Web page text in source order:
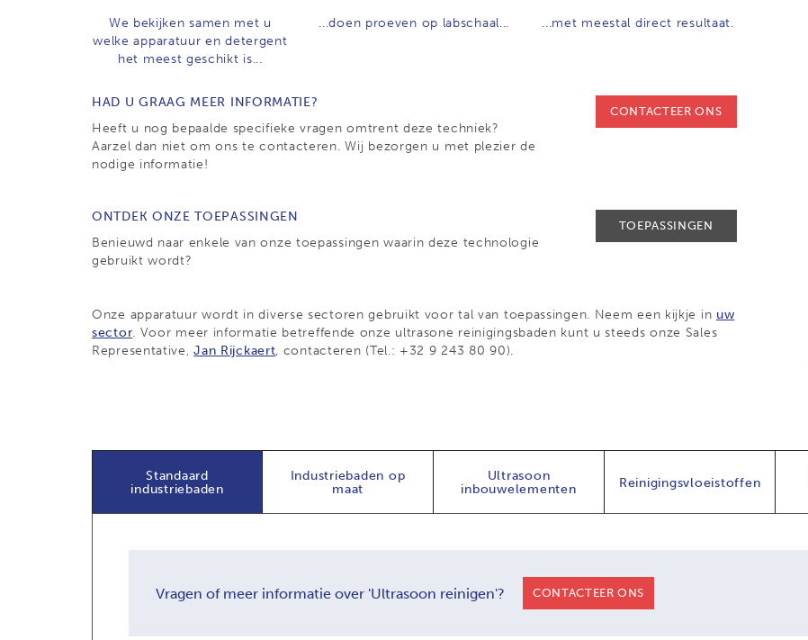
We bekijken samen met u
welke apparatuur en detergent
het meest geschikt is...
...doen proeven op labschaal... ...met meestal direct resultaat.
HAD U GRAAG MEER INFORMATIE?
Heeft u nog bepaalde specifieke vragen omtrent deze techniek?
Aarzel dan niet om ons te contacteren. Wij bezorgen u met plezier de
nodige informatie!
CONTACTEER ONS
ONTDEK ONZE TOEPASSINGEN
Benieuwd naar enkele van onze toepassingen waarin deze technologie
gebruikt wordt?
TOEPASSINGEN
Onze apparatuur wordt in diverse sectoren gebruikt voor tal van toepassingen. Neem een kijkje in uw
sector. Voor meer informatie betreffende onze ultrasone reinigingsbaden kunt u steeds onze Sales
Representative,Jan Rijckaert, contacteren (Tel.: +32 9 243 80 90).
Standaard
industriebaden
Industriebaden op
maat
Ultrasoon
inbouwelementen
Reinigingsvloeistoffen
Vragen of meer informatie over 'Ultrasoon reinigen'? CONTACTEER ONS